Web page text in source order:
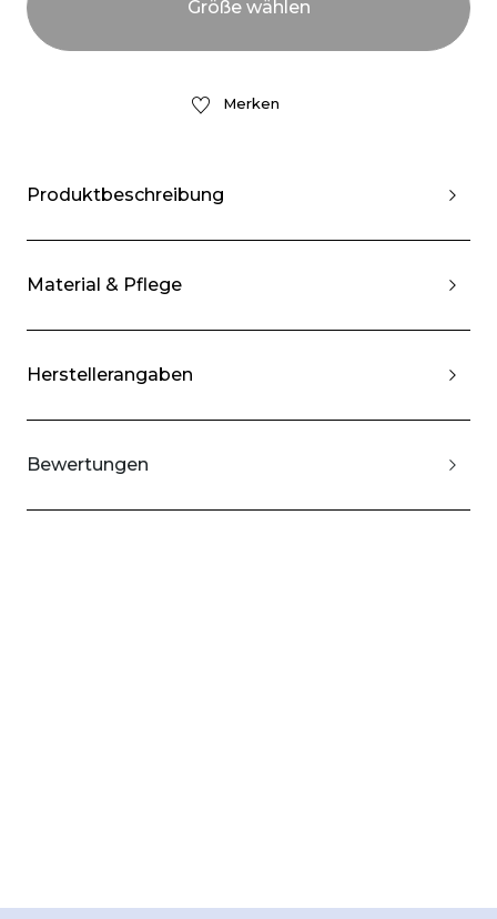
Merken
Produktbeschreibung
Material & Pflege
Herstellerangaben
Bewertungen